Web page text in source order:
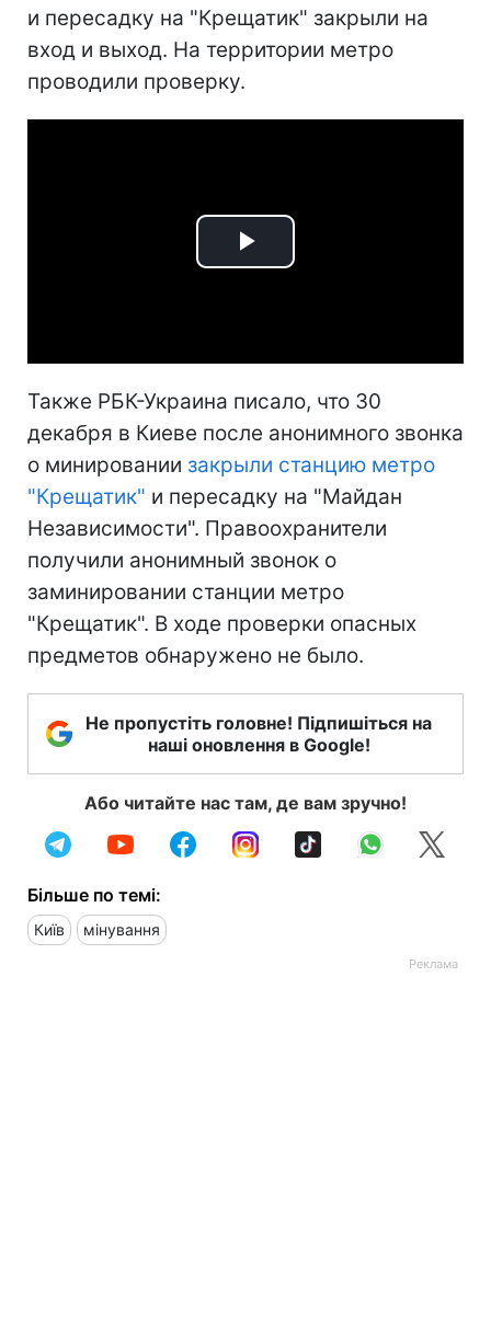
и пересадку на "Крещатик" закрыли на
вход и выход. На территории метро
проводили проверку.
Play
Также РБК-Украина писало, что 30
декабря в Киеве после анонимного звонка
о минировании закрыли станцию метро
"Крещатик" и пересадку на "Майдан
Независимости". Правоохранители
получили анонимный звонок о
заминировании станции метро
"Крещатик". В ходе проверки опасных
предметов обнаружено не было.
Не пропустіть головне! Підпишіться на
наші оновлення в Google!
Або читайте нас там, де вам зручно!
Більше по темі:
Київ мінування